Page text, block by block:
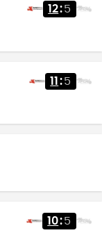
12:5
11 :5
10:5